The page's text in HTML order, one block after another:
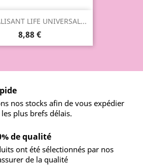
LIFE UNIVERSAL...
8,88 €
nos stocks afin de vous expédier
plus brefs délais.
de qualité
ont été sélectionnés par nos
de la qualité